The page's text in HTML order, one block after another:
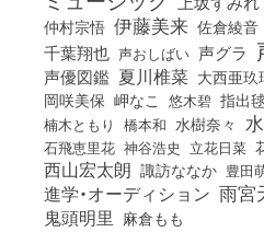
仲村宗悟 伊藤美来 佐倉綾音
千葉翔也 声おしばい 声グラ
声優図鑑 夏川椎菜 大西亜玖
岡咲美保 岬なこ 悠木碧 指出
楠木ともり 橋本和 水樹奈々
石飛恵里花 神谷浩史 立花日菜
西山宏太朗 諏訪ななか 豊田
進学・オーディション 雨宮
鬼頭明里 麻倉もも